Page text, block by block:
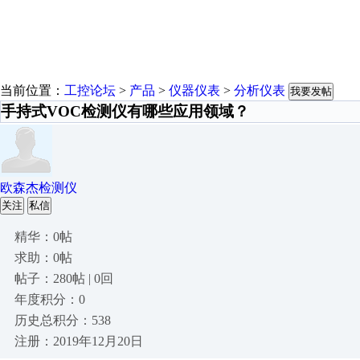
当前位置： 工控论坛 > 产品 > 仪器仪表 > 分析仪表 我要发帖
手持式VOC检测仪有哪些应用领域？
欧森杰检测仪
关注 私信
精华：0帖
求助：0帖
帖子：280帖 | 0回
年度积分：0
历史总积分：538
注册：2019年12月20日